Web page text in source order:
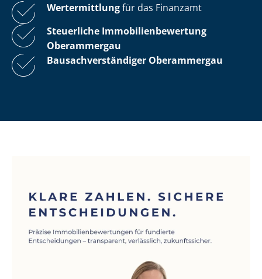
Wertermittlungfür das Finanzamt
Steuerliche Im­mo­bi­li­en­be­wer­tung
Oberammergau
Bau­sach­ver­stän­di­ger Oberammergau